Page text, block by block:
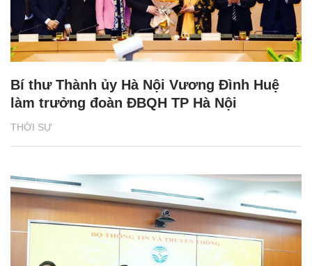
THỜI SỰ
Bí thư Thành ủy Hà Nội Vương Đình Huệ
làm trưởng đoàn ĐBQH TP Hà Nội